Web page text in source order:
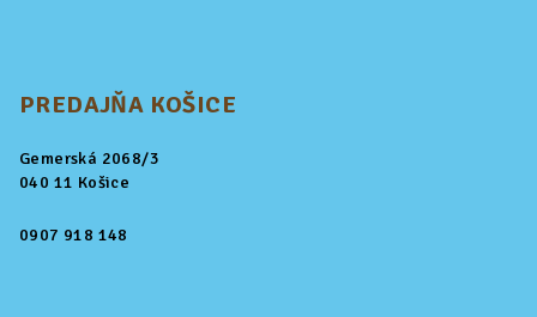
PREDAJŇA KOŠICE
Gemerská 2068/3
040 11 Košice
0907 918 148